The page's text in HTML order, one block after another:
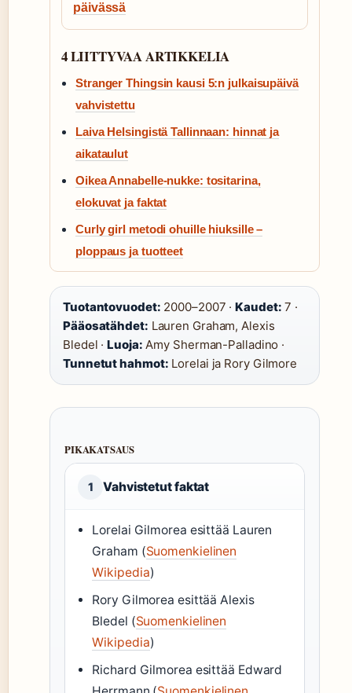
päivässä
4 LIITTYVAA ARTIKKELIA
Stranger Thingsin kausi 5:n julkaisupäivä
vahvistettu
Laiva Helsingistä Tallinnaan: hinnat ja
aikataulut
Oikea Annabelle-nukke: tositarina,
elokuvat ja faktat
Curly girl metodi ohuille hiuksille –
ploppaus ja tuotteet
Tuotantovuodet: 2000–2007 ·Kaudet: 7 ·
Pääosatähdet: Lauren Graham, Alexis
Bledel ·Luoja: Amy Sherman-Palladino ·
Tunnetut hahmot: Lorelai ja Rory Gilmore
PIKAKATSAUS
1 Vahvistetut faktat
Lorelai Gilmorea esittää Lauren
Graham (Suomenkielinen
Wikipedia)
Rory Gilmorea esittää Alexis
Bledel (Suomenkielinen
Wikipedia)
Richard Gilmorea esittää Edward